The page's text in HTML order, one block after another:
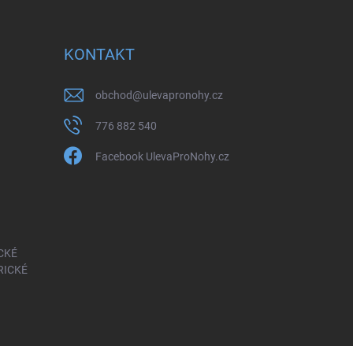
KONTAKT
obchod@ulevapronohy.cz
776 882 540
Facebook UlevaProNohy.cz